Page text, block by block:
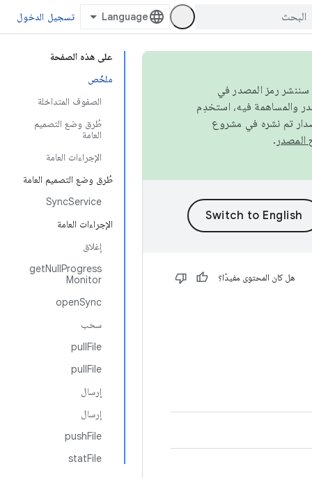
تسجيل الدخول
على هذه الصفحة
ملخّص
الصفوف المتداخلة
طُرق وضع التصميم
العامة
الإجراءات العامة
طُرق وضع التصميم العامة
SyncService
الإجراءات العامة
إغلاق
getNullProgress
Monitor
openSync
سحب
pullFile
pullFile
إرسال
إرسال
pushFile
statFile
سننشر رمز المصدر في
تم نشره في مشروع
.
هل كان المحتوى مفيدًا؟